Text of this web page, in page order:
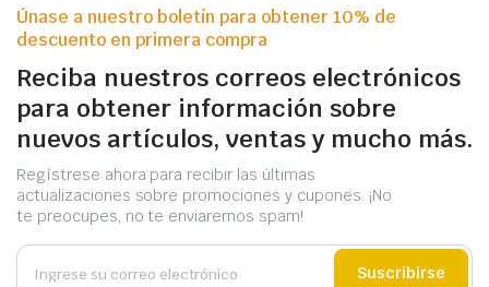
Únase a nuestro boletín para obtener 10% de
descuento en primera compra
Reciba nuestros correos electrónicos
para obtener información sobre
nuevos artículos, ventas y mucho más.
Regístrese ahora para recibir las últimas
actualizaciones sobre promociones y cupones. ¡No
te preocupes, no te enviaremos spam!
Suscribirse